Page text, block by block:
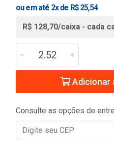
ou em até 2x de R$ 25,54
R$ 128,70/caixa - cada
Adicionar
Consulte as opções de